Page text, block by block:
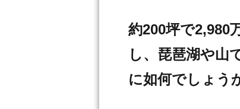
約200坪で2,980
し、琵琶湖や
に如何でしょう